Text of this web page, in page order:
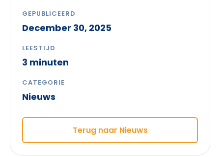
GEPUBLICEERD
December 30, 2025
LEESTIJD
3 minuten
CATEGORIE
Nieuws
Terug naar Nieuws